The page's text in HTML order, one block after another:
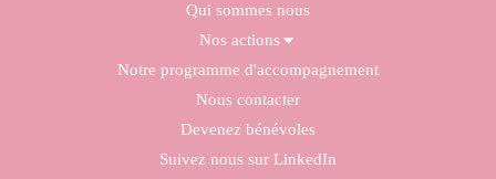
Qui sommes nous
Nos actions
Notre programme d'accompagnement
Nous contacter
Devenez bénévoles
Suivez nous sur LinkedIn